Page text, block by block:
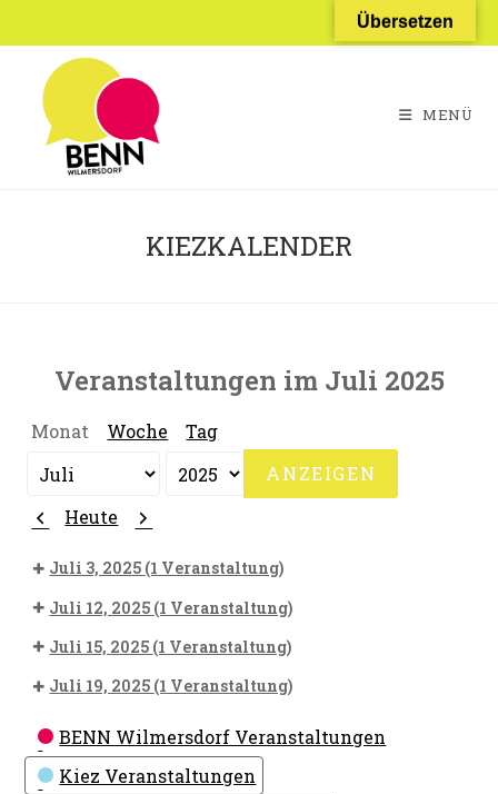
Inhalt
springen
MENÜ
KIEZKALENDER
Veranstaltungen im Juli 2025
Monat Woche Tag
Monat
Jahr
Zurück
Heute Weiter
Juli 3, 2025 (1 Veranstaltung)
Juli 12, 2025 (1 Veranstaltung)
Juli 15, 2025 (1 Veranstaltung)
Juli 19, 2025 (1 Veranstaltung)
Kategorien
BENN Wilmersdorf Veranstaltungen
Kiez Veranstaltungen
Übersetzen